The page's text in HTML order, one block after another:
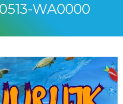
WA0000